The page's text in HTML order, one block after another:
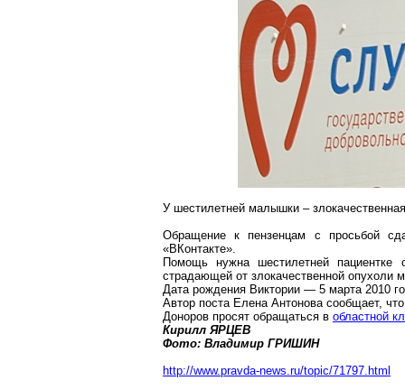
У шестилетней малышки –
Обращение к пензенцам с просьбой
«ВКонтакте».
Помощь нужна шестилетней пациентке
страдающей от злокачественной опухоли
Дата рождения Виктории — 5 марта 2010
Автор поста Елена Антонова сообщает,
Доноров просят обращаться в областной
Кирилл ЯРЦЕВ
Фото: Владимир ГРИШИН
http://www.pravda-news.ru/topic/71797.html